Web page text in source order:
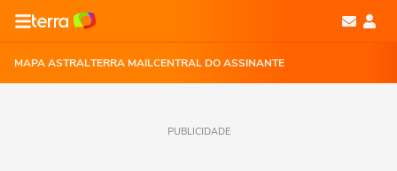
MAPA ASTRALTERRA MAILCENTRAL DO ASSINANTE
PUBLICIDADE